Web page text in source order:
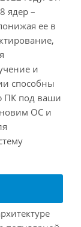
ядер –
ее в
и
способны
ПК под ваши
ОС и